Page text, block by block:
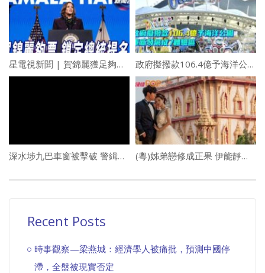
星電視新聞 | 賀錦麗獲足夠黨代表票 鎖定總統候選人提名 | 司法部起訴TikTok違反兒童隱私法 政府擬撥款106.4億予海洋公園 重新發展成7體驗區
深水埗九巴車窗被擊破 警緝巴士破壞王 (粵)姊弟戀修成正果 伊能靜再披上嫁衣
Recent Posts
時事觀察—梁燕城：經濟學人被痛批，預測中國停
滯，全盤被現實否定